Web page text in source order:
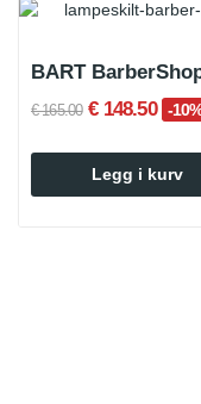
€ 165.00 € 148.50 -
Legg i kurv